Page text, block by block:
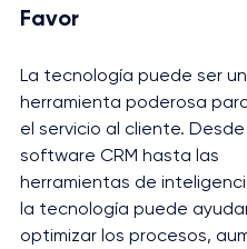
Favor
La tecnología puede ser
herramienta poderosa
el servicio al cliente. Desde
software CRM hasta las
herramientas de
la tecnología puede
optimizar los procesos,